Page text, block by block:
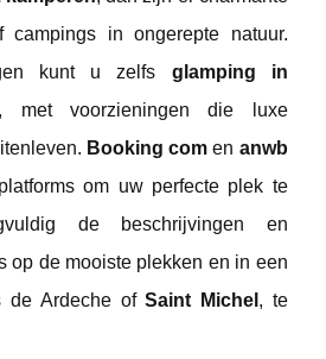
campings in ongerepte natuur.
kunt u zelfs glamping in
met voorzieningen die luxe
Booking com en anwb
om uw perfecte plek te
de beschrijvingen en
op de mooiste plekken en in een
de Ardeche ofSaint Michel , te